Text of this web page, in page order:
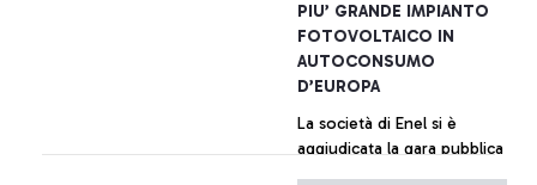
PIU’ GRANDE IMPIANTO
FOTOVOLTAICO IN
AUTOCONSUMO
D’EUROPA
La società di Enel si è
aggiudicata la gara pubblica